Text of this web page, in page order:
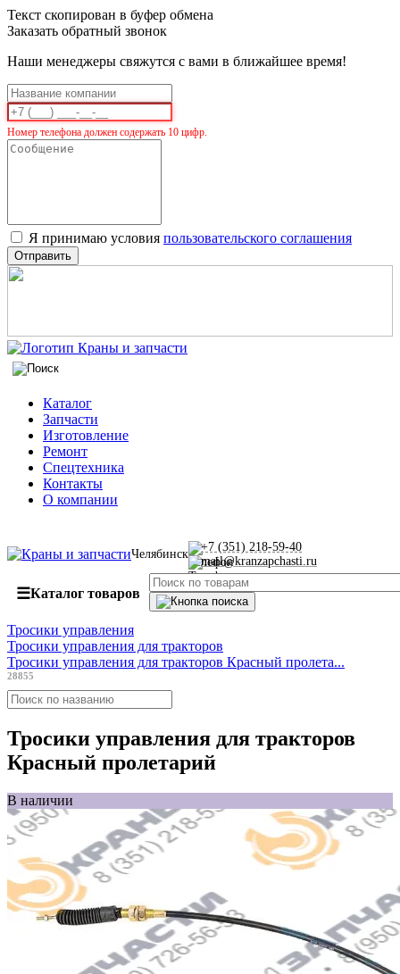
Текст скопирован в буфер обмена
Заказать обратный звонок
Наши менеджеры свяжутся с вами в ближайшее время!
Номер телефона должен содержать 10 цифр.
Я принимаю условия пользовательского соглашения
Отправить
Каталог
Запчасти
Изготовление
Ремонт
Спецтехника
Контакты
О компании
Челябинск
+7 (351) 218-59-40
mail@kranzapchasti.ru
☰Каталог товаров
Тросики управления
Тросики управления для тракторов
Тросики управления для тракторов Красный пролета...
28855
Тросики управления для тракторов
Красный пролетарий
В наличии